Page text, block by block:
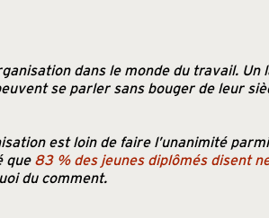
dans le monde du travail.
se parler sans bouger de leur
est loin de faire l’unanimité
que83 % des jeunes diplômés disent
du comment.